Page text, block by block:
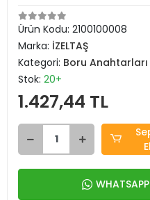
Ürün Kodu: 2100100008
Marka: İZELTAŞ
Kategori: Boru Anahtarları
Stok: 20+
1.427,44 TL